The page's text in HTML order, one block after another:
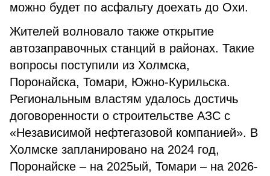
можно будет по асфальту доехать до Охи.
Жителей волновало также открытие
автозаправочных станций в районах. Такие
вопросы поступили из Холмска,
Поронайска, Томари, Южно-Курильска.
Региональным властям удалось достичь
договоренности о строительстве АЗС с
«Независимой нефтегазовой компанией». В
Холмске запланировано на 2024 год,
Поронайске – на 2025ый, Томари – на 2026-